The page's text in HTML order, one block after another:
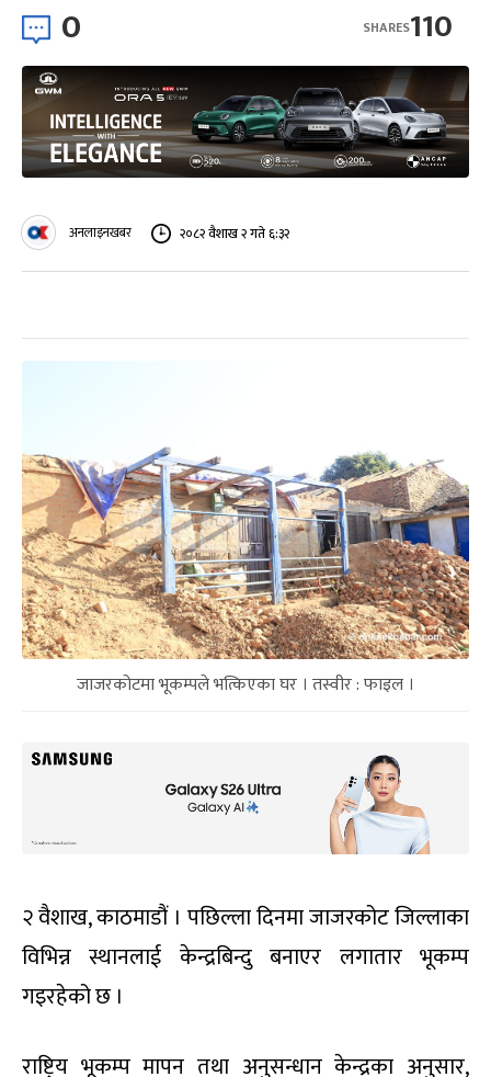
0 110
SHARES
अनलाइनखबर २०८२ वैशाख २ गते ६:३२
जाजरकोटमा भूकम्पले भत्किएका घर । तस्वीर : फाइल ।
२ वैशाख, काठमाडौं । पछिल्ला दिनमा जाजरकोट जिल्लाका
विभिन्न स्थानलाई केन्द्रबिन्दु बनाएर लगातार भूकम्प
गइरहेको छ ।
राष्ट्रिय भूकम्प मापन तथा अनुसन्धान केन्द्रका अनुसार,